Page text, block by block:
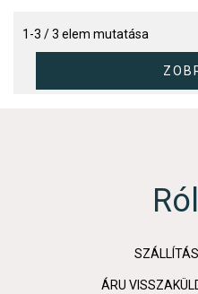
1-3 / 3 elem mutatása
ÁRU